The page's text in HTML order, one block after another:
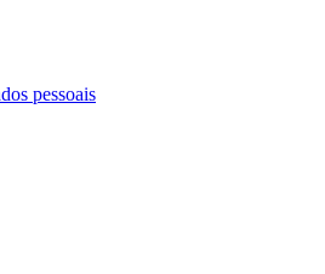
pessoais